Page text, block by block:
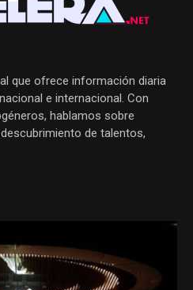
que ofrece información diaria
e internacional. Con
hablamos sobre
de talentos,